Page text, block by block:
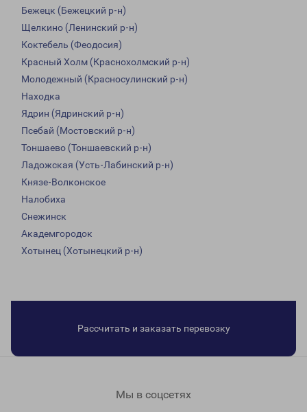
Бежецк (Бежецкий р-н)
Щелкино (Ленинский р-н)
Коктебель (Феодосия)
Красный Холм (Краснохолмский р-н)
Молодежный (Красносулинский р-н)
Находка
Ядрин (Ядринский р-н)
Псебай (Мостовский р-н)
Тоншаево (Тоншаевский р-н)
Ладожская (Усть-Лабинский р-н)
Князе-Волконское
Налобиха
Снежинск
Академгородок
Хотынец (Хотынецкий р-н)
Рассчитать и заказать перевозку
Мы в соцсетях